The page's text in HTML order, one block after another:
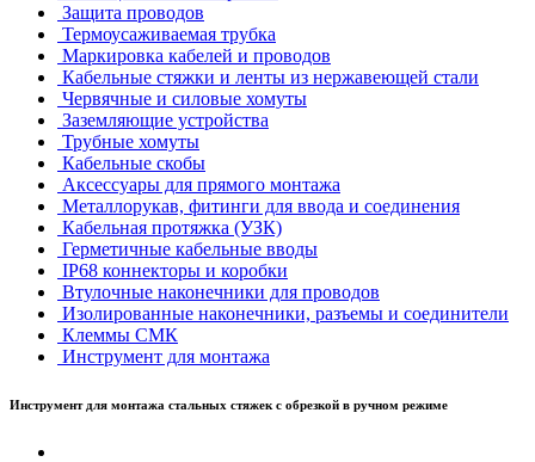
Защита проводов
Термоусаживаемая трубка
Маркировка кабелей и проводов
Кабельные стяжки и ленты из нержавеющей стали
Червячные и силовые хомуты
Заземляющие устройства
Трубные хомуты
Кабельные скобы
Аксессуары для прямого монтажа
Металлорукав, фитинги для ввода и соединения
Кабельная протяжка (УЗК)
Герметичные кабельные вводы
IP68 коннекторы и коробки
Втулочные наконечники для проводов
Изолированные наконечники, разъемы и соединители
Клеммы СМК
Инструмент для монтажа
Инструмент для монтажа стальных стяжек с обрезкой в ручном режиме